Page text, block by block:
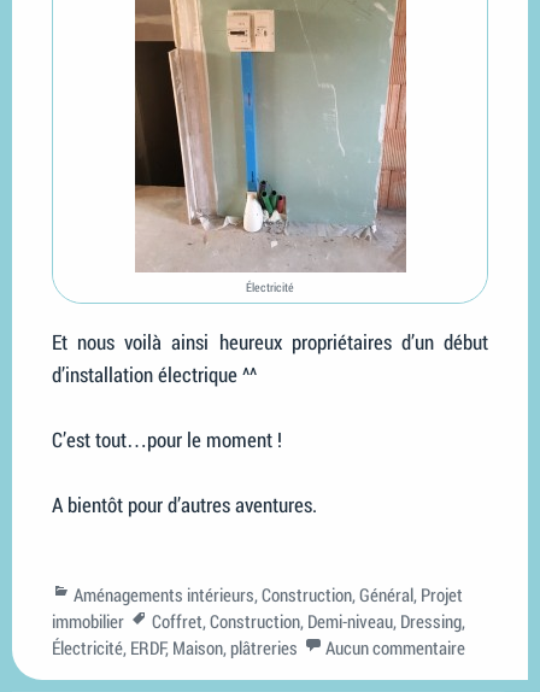
Électricité
Et nous voilà ainsi heureux propriétaires d’un début
d’installation électrique ^^
C’est tout…pour le moment !
A bientôt pour d’autres aventures.
Categories
Aménagements intérieurs, Construction, Général, Projet
immobilier
Tags
Coffret, Construction, Demi-niveau, Dressing,
Électricité, ERDF, Maison, plâtreries Aucun commentaire